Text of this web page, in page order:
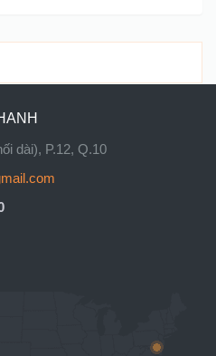
dài), P.12, Q.10